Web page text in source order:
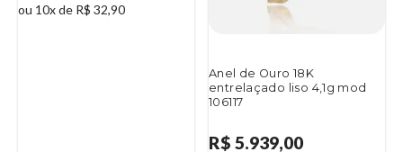
ou 10x de R$ 32,90
Anel de Ouro 18K
entrelaçado liso 4,1g mod
106117
R$ 5.939,00